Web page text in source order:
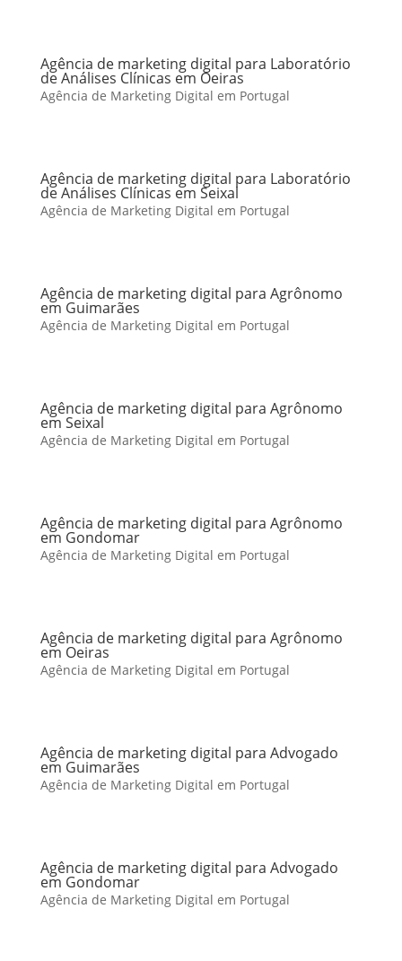
Agência de marketing digital para Laboratório
de Análises Clínicas em Oeiras
Agência de Marketing Digital em Portugal
Agência de marketing digital para Laboratório
de Análises Clínicas em Seixal
Agência de Marketing Digital em Portugal
Agência de marketing digital para Agrônomo
em Guimarães
Agência de Marketing Digital em Portugal
Agência de marketing digital para Agrônomo
em Seixal
Agência de Marketing Digital em Portugal
Agência de marketing digital para Agrônomo
em Gondomar
Agência de Marketing Digital em Portugal
Agência de marketing digital para Agrônomo
em Oeiras
Agência de Marketing Digital em Portugal
Agência de marketing digital para Advogado
em Guimarães
Agência de Marketing Digital em Portugal
Agência de marketing digital para Advogado
em Gondomar
Agência de Marketing Digital em Portugal